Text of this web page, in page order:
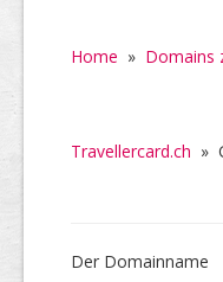
Home » Domains
Travellercard.ch »
Der Domainname